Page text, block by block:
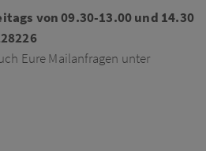
von 09.30-13.00 und 14.30
Eure Mailanfragen unter